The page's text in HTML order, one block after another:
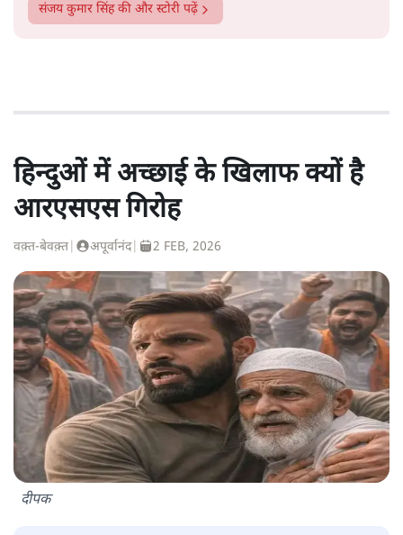
संजय कुमार सिंहकी और स्टोरी पढ़ें
हिन्दुओं में अच्छाई के खिलाफ क्यों है
आरएसएस गिरोह
वक़्त-बेवक़्त अपूर्वानंद| 2 FEB, 2026
दीपक